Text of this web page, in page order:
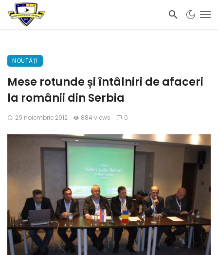
NOUTĂȚI
Mese rotunde și întâlniri de afaceri
la românii din Serbia
29 noiembrie 2012 884 views 0